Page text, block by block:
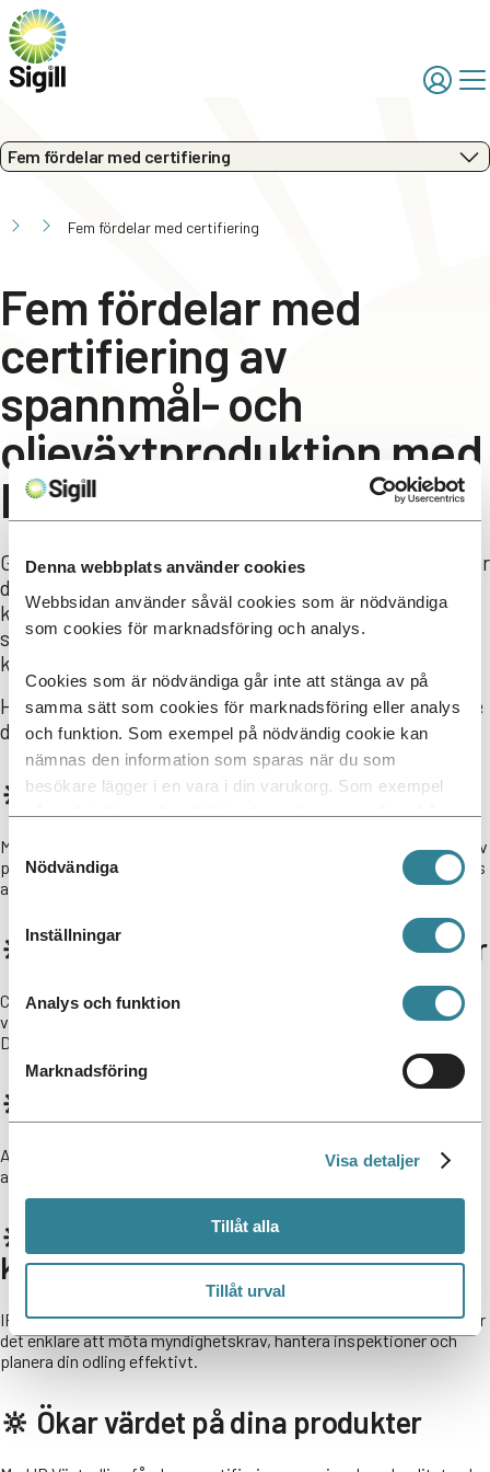
Denna webbplats använder cookies
Webbsidan använder såväl cookies som är nödvändiga
som cookies för marknadsföring och analys.
Cookies som är nödvändiga går inte att stänga av på
samma sätt som cookies för marknadsföring eller analys
och funktion. Som exempel på nödvändig cookie kan
nämnas den information som sparas när du som
besökare lägger i en vara i din varukorg. Som exempel
på cookie för marknadsföring kan nämnas cookies från
relevanta och för enskilda användare.
Samtyckesval
Nödvändiga
Inställningar
Analys och funktion
Marknadsföring
Visa detaljer
Tillåt alla
Tillåt urval
Fem fördelar med certifiering
Fem fördelar med certifiering
Fem fördelar med
certifiering av
spannmål- och
oljeväxtproduktion med
IP Växtodling
Genom att certifiera sig enligt IP Växtodling säkerställer
du en produktion som lever upp till höga krav på
kvalitet, klimatåtgärder och spårbarhet – en trygghet
som stärker ditt varumärke och skapar värde för dina
kunder
Här är fem konkreta fördelar som en certifiering kan ge
din verksamhet.
🔆 Stärker ditt varumärke
Med IP Växtodling visar du att din produktion lever upp till höga krav
på kvalitet, spårbarhet och klimatåtgärder – något som efterfrågas
av både konsumenter och era kunder.
🔆 Främjar hållbarhet och miljöansvar
Certifieringen stöttar hållbart jordbruk genom fokus på
växtnäringsbalans, markhälsa och effektiv växtskyddshantering.
Det minskar din miljöpåverkan och skapar en hållbar produktion.
🔆 Optimerar produktionen
Att arbeta i enlighet med IP Växtodling ger en strukturerad
arbetsmetodik som hjälper dig att effektivisera produktionen.
🔆 Förenklar dokumentation och
kontroll
IP Växtodling samlar all nödvändig information på ett ställe. Det gör
det enklare att möta myndighetskrav, hantera inspektioner och
planera din odling effektivt.
🔆 Ökar värdet på dina produkter